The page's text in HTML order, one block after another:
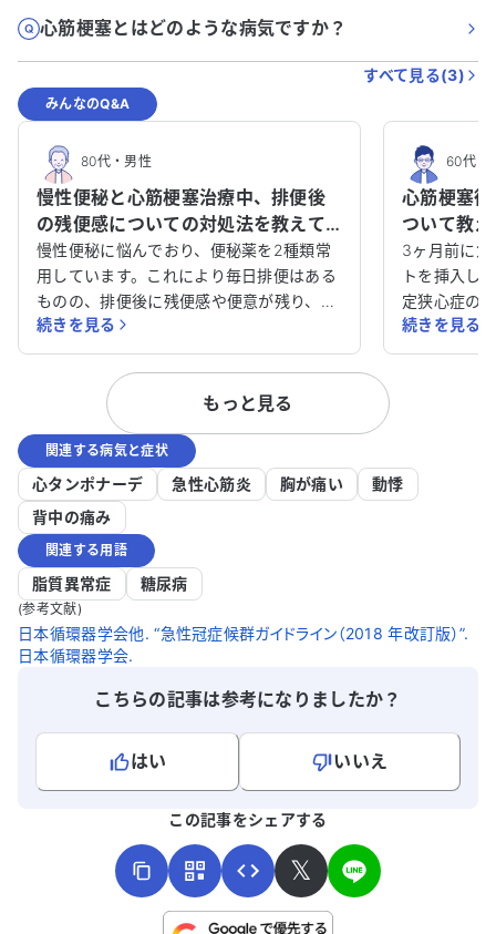
心筋梗塞とはどのような病気ですか？
すべて見る(3)
みんなのQ&A
80代・男性
慢性便秘と心筋梗塞治療中、排便後
の残便感についての対処法を教えて
ください。
慢性便秘に悩んでおり、便秘薬を2種類常
用しています。これにより毎日排便はある
ものの、排便後に残便感や便意が残り、一
日中不快な思いをしています。 漢方や整腸
剤も試しましたが、効果は感じられません
でした。また、痔の治療も受けており、そ
の影響もあるのではないかと疑っていま
ており、他の病気との関連も気になりま
す。 毎日を快適に過ごすために、どのよう
に対処すれば良いのかアドバイスをいただ
けると助かります。どうかご助言をお願い
いたします。
続きを見る
60代・
心筋梗塞
ついて教
3ヶ月前に
トを挿入し
定狭心症の
では特に問
が、息切れ
助かります
しています
続きを見る
もっと見る
関連する病気と症状
心タンポナーデ 急性心筋炎 胸が痛い
動悸
背中の痛み
関連する用語
脂質異常症 糖尿病
(参考文献)
日本循環器学会他. “急性冠症候群ガイドライン（2018 年改訂版）”.
日本循環器学会.
こちらの記事は参考になりましたか？
はい
いいえ
この記事をシェアする
𝕏